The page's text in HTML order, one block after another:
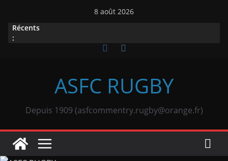
contenu
8 août 2026
Récents
:
ASFC RUGBY
Depuis 1909 (asfcommentry.rugby@orange.fr)